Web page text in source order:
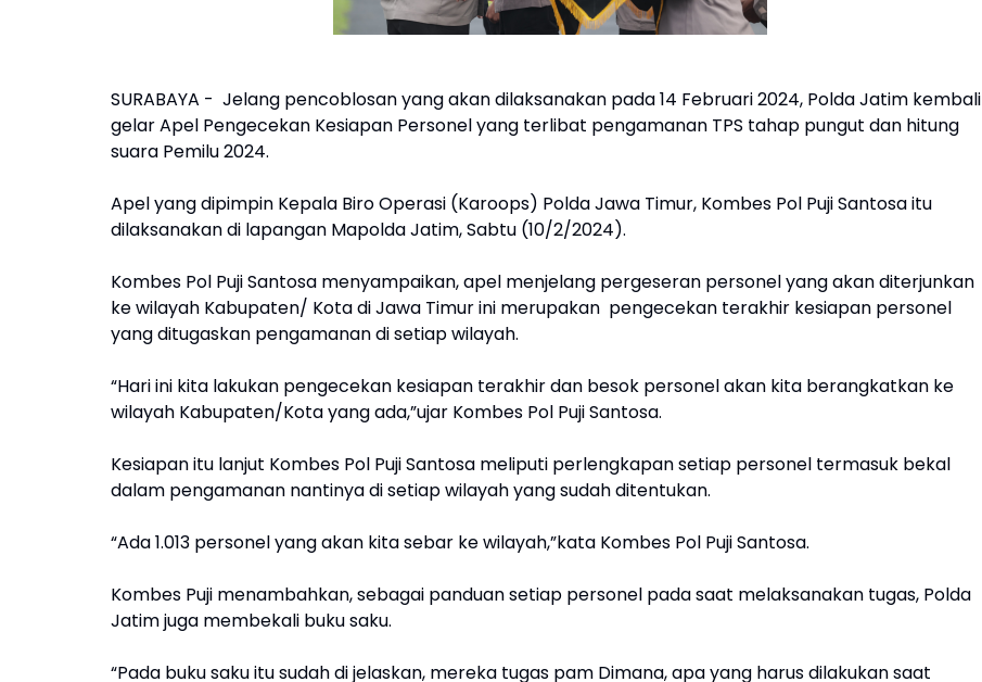
SURABAYA - Jelang pencoblosan yang akan dilaksanakan pada 14 Februari 2024, Polda Jatim kembali
gelar Apel Pengecekan Kesiapan Personel yang terlibat pengamanan TPS tahap pungut dan hitung
suara Pemilu 2024.
Apel yang dipimpin Kepala Biro Operasi (Karoops) Polda Jawa Timur, Kombes Pol Puji Santosa itu
dilaksanakan di lapangan Mapolda Jatim, Sabtu (10/2/2024).
Kombes Pol Puji Santosa menyampaikan, apel menjelang pergeseran personel yang akan diterjunkan
ke wilayah Kabupaten/ Kota di Jawa Timur ini merupakan pengecekan terakhir kesiapan personel
yang ditugaskan pengamanan di setiap wilayah.
“Hari ini kita lakukan pengecekan kesiapan terakhir dan besok personel akan kita berangkatkan ke
wilayah Kabupaten/Kota yang ada,”ujar Kombes Pol Puji Santosa.
Kesiapan itu lanjut Kombes Pol Puji Santosa meliputi perlengkapan setiap personel termasuk bekal
dalam pengamanan nantinya di setiap wilayah yang sudah ditentukan.
“Ada 1.013 personel yang akan kita sebar ke wilayah,”kata Kombes Pol Puji Santosa.
Kombes Puji menambahkan, sebagai panduan setiap personel pada saat melaksanakan tugas, Polda
Jatim juga membekali buku saku.
“Pada buku saku itu sudah di jelaskan, mereka tugas pam Dimana, apa yang harus dilakukan saat